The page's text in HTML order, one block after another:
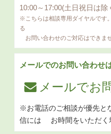
10:00～17:00(土日祝日は除
※こちらは相談専用ダイヤルです
る
お問い合わせのご対応はできませ
メールでのお問い合わせ
メールでお
※お電話のご相談が優先と
信には お時間をいただく